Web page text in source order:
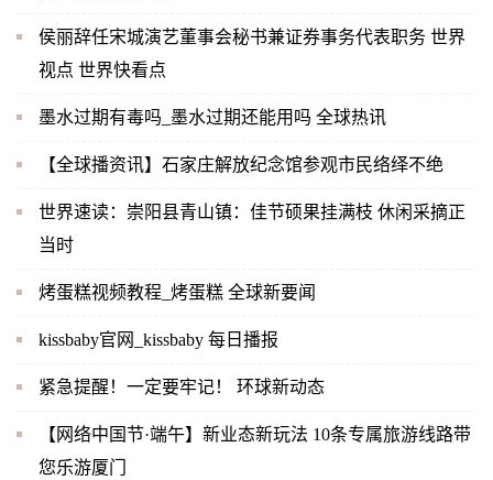
侯丽辞任宋城演艺董事会秘书兼证券事务代表职务 世界
视点 世界快看点
墨水过期有毒吗_墨水过期还能用吗 全球热讯
【全球播资讯】石家庄解放纪念馆参观市民络绎不绝
世界速读：崇阳县青山镇：佳节硕果挂满枝 休闲采摘正
当时
烤蛋糕视频教程_烤蛋糕 全球新要闻
kissbaby官网_kissbaby 每日播报
紧急提醒！一定要牢记！ 环球新动态
【网络中国节·端午】新业态新玩法 10条专属旅游线路带
您乐游厦门